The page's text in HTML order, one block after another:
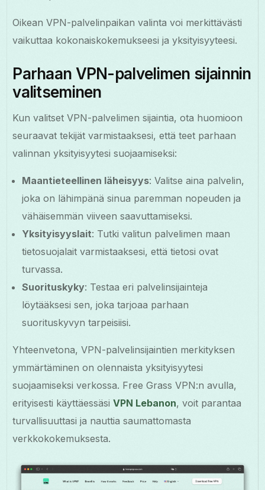
Oikean VPN-palvelinpaikan valinta voi merkittävästi
vaikuttaa kokonaiskokemukseesi ja yksityisyyteesi.
Parhaan VPN-palvelimen sijainnin
valitseminen
Kun valitset VPN-palvelimen sijaintia, ota huomioon
seuraavat tekijät varmistaaksesi, että teet parhaan
valinnan yksityisyytesi suojaamiseksi:
Maantieteellinen läheisyys: Valitse aina palvelin,
joka on lähimpänä sinua paremman nopeuden ja
vähäisemmän viiveen saavuttamiseksi.
Yksityisyyslait: Tutki valitun palvelimen maan
tietosuojalait varmistaaksesi, että tietosi ovat
turvassa.
Suorituskyky: Testaa eri palvelinsijainteja
löytääksesi sen, joka tarjoaa parhaan
suorituskyvyn tarpeisiisi.
Yhteenvetona, VPN-palvelinsijaintien merkityksen
ymmärtäminen on olennaista yksityisyytesi
suojaamiseksi verkossa. Free Grass VPN:n avulla,
erityisesti käyttäessäsiVPN Lebanon, voit parantaa
turvallisuuttasi ja nauttia saumattomasta
verkkokokemuksesta.